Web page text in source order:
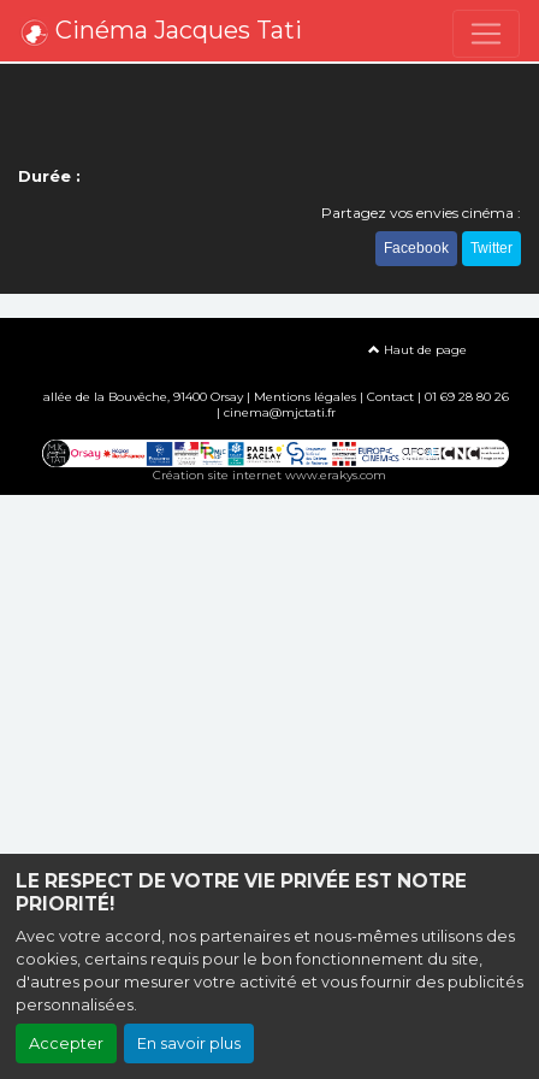
LE RESPECT DE VOTRE VIE PRIVÉE EST NOTRE
PRIORITÉ!
Avec votre accord, nos partenaires et nous-mêmes utilisons des
cookies, certains requis pour le bon fonctionnement du site,
d'autres pour mesurer votre activité et vous fournir des publicités
personnalisées.
Accepter En savoir plus
Cinéma Jacques Tati
Durée :
Partagez vos envies cinéma :
Facebook Twitter
Haut de page
allée de la Bouvêche, 91400 Orsay | Mentions légales| Contact| 01 69 28 80 26
| cinema@mjctati.fr
Création site internet www.erakys.com